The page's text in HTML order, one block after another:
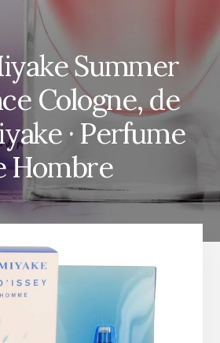
Summer
Cologne, de
· Perfume
Hombre